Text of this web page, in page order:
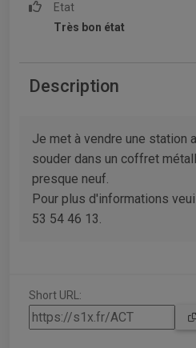
Etat
Très bon état
Description
Je met à vendre une station
souder dans un coffret
presque neuf.
Pour plus d'informations
53 54 46 13.
Short URL: